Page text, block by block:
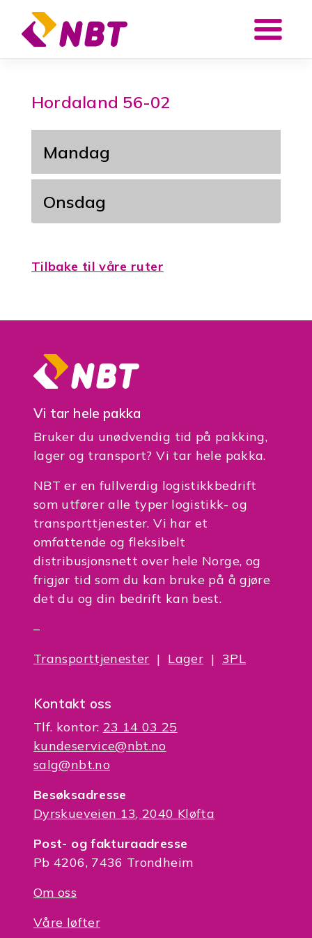
Hopp
videre
Hordaland 56-02
Mandag
Onsdag
Tilbake til våre ruter
Vi tar hele pakka
Bruker du unødvendig tid på pakking,
lager og transport? Vi tar hele pakka.
NBT er en fullverdig logistikkbedrift
som utfører alle typer logistikk- og
transporttjenester. Vi har et
omfattende og fleksibelt
distribusjonsnett over hele Norge, og
frigjør tid som du kan bruke på å gjøre
det du og din bedrift kan best.
–
Transporttjenester | Lager | 3PL
Kontakt oss
Tlf. kontor: 23 14 03 25
kundeservice@nbt.no
salg@nbt.no
Besøksadresse
Dyrskueveien 13, 2040 Kløfta
Post- og fakturaadresse
Pb 4206, 7436 Trondheim
Om oss
Våre løfter